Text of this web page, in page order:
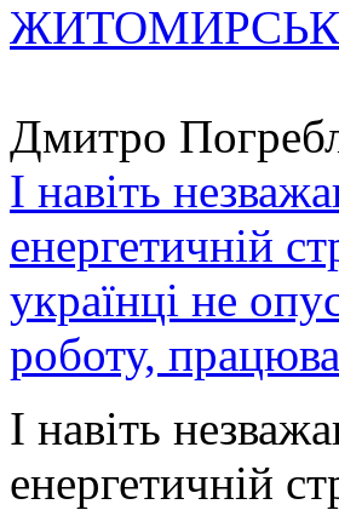
Дмитро
І навіть
енергетичній
українці не
роботу,
І навіть
енергетичній